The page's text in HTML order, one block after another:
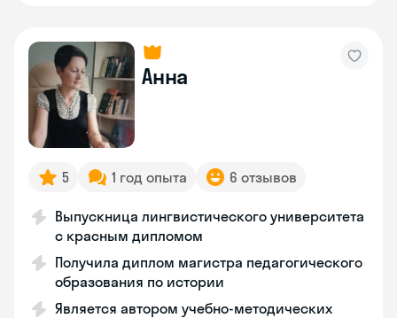
Анна
5 1 год опыта 6 отзывов
Выпускница лингвистического университета
с красным дипломом
Получила диплом магистра педагогического
образования по истории
Является автором учебно-методических